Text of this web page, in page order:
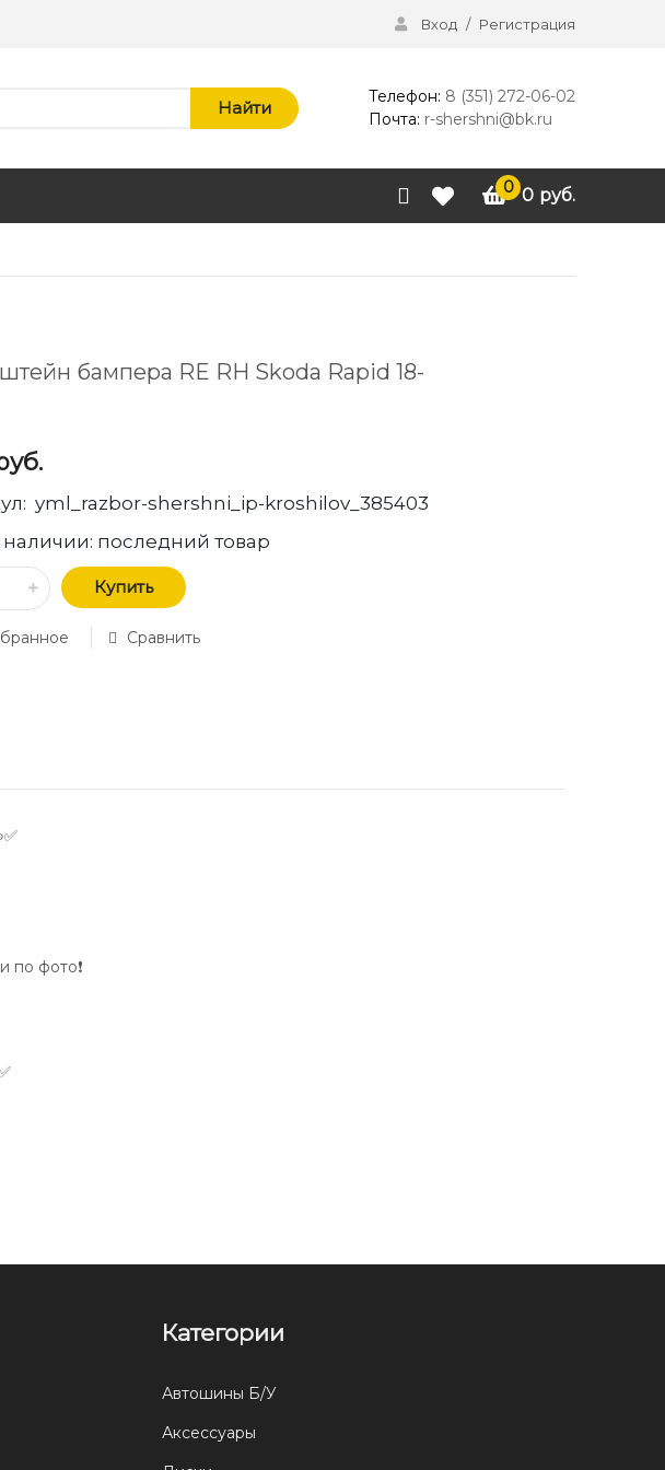
Вход / Регистрация
Найти
Телефон: 8 (351) 272-06-02
Почта: r-shershni@bk.ru
0 0 руб.
бампера RE RH Skoda Rapid 18-
yml_razbor-shershni_ip-kroshilov_385403
наличии: последний товар
Купить
Сравнить
фото❗️
Категории
Автошины Б/У
Аксессуары